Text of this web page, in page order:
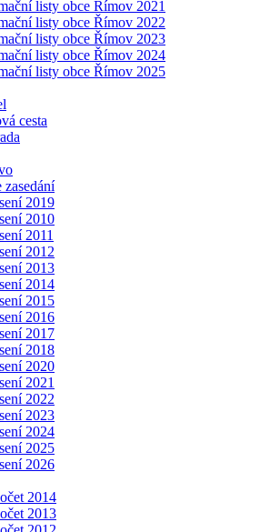
listy obce Římov 2021
listy obce Římov 2022
listy obce Římov 2023
listy obce Římov 2024
listy obce Římov 2025
cesta
zasedání
2019
2010
2011
2012
2013
2014
2015
2016
2017
2018
2020
2021
2022
2023
2024
2025
2026
2014
2013